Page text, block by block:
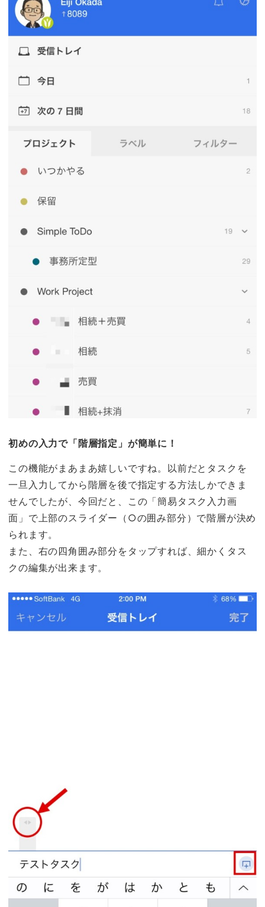
初めの入力で「階層指定」が簡単に！
この機能がまあまあ嬉しいですね。以前だとタスクを
一旦入力してから階層を後で指定する方法しかできま
せんでしたが、今回だと、この「簡易タスク入力画
面」で上部のスライダー（○の囲み部分）で階層が決め
られます。
また、右の四角囲み部分をタップすれば、細かくタス
クの編集が出来ます。